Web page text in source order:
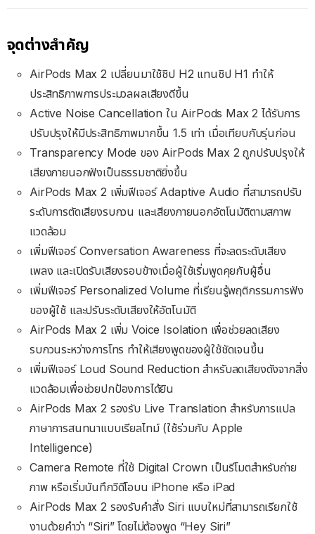
จุดต่างสำคัญ
AirPods Max 2 เปลี่ยนมาใช้ชิป H2 แทนชิป H1 ทำให้
ประสิทธิภาพการประมวลผลเสียงดีขึ้น
Active Noise Cancellation ใน AirPods Max 2 ได้รับการ
ปรับปรุงให้มีประสิทธิภาพมากขึ้น 1.5 เท่า เมื่อเทียบกับรุ่นก่อน
Transparency Mode ของ AirPods Max 2 ถูกปรับปรุงให้
เสียงภายนอกฟังเป็นธรรมชาติยิ่งขึ้น
AirPods Max 2 เพิ่มฟีเจอร์ Adaptive Audio ที่สามารถปรับ
ระดับการตัดเสียงรบกวน และเสียงภายนอกอัตโนมัติตามสภาพ
แวดล้อม
เพิ่มฟีเจอร์ Conversation Awareness ที่จะลดระดับเสียง
เพลง และเปิดรับเสียงรอบข้างเมื่อผู้ใช้เริ่มพูดคุยกับผู้อื่น
เพิ่มฟีเจอร์ Personalized Volume ที่เรียนรู้พฤติกรรมการฟัง
ของผู้ใช้ และปรับระดับเสียงให้อัตโนมัติ
AirPods Max 2 เพิ่ม Voice Isolation เพื่อช่วยลดเสียง
รบกวนระหว่างการโทร ทำให้เสียงพูดของผู้ใช้ชัดเจนขึ้น
เพิ่มฟีเจอร์ Loud Sound Reduction สำหรับลดเสียงดังจากสิ่ง
แวดล้อมเพื่อช่วยปกป้องการได้ยิน
AirPods Max 2 รองรับ Live Translation สำหรับการแปล
ภาษาการสนทนาแบบเรียลไทม์ (ใช้ร่วมกับ Apple
Intelligence)
Camera Remote ที่ใช้ Digital Crown เป็นรีโมตสำหรับถ่าย
ภาพ หรือเริ่มบันทึกวิดีโอบน iPhone หรือ iPad
AirPods Max 2 รองรับคำสั่ง Siri แบบใหม่ที่สามารถเรียกใช้
งานด้วยคำว่า “Siri” โดยไม่ต้องพูด “Hey Siri”